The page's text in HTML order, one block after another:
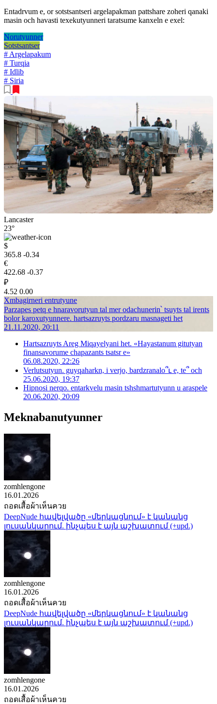
Entadrvum e, or sotstsantseri argelapakman pattshare zoheri qanaki
masin och havasti texekutyunneri taratsume kanxeln e exel:
Norutyunner
Sotstsantser
# Argelapakum
# Turqia
# Idlib
# Siria
Lancaster
23°
$
365.8 -0.34
€
422.68 -0.37
₽
4.52 0.00
Xmbagirneri entrutyune
Parzapes petq e hnaravorutyun tal mer odachunerin՝ tsuyts tal irents
bolor karoxutyunnere. hartsazruyts pordzaru masnageti het
21.11.2020, 20:11
Hartsazruyts Areg Miqayelyani het. «Hayastanum gitutyan
finansavorume chapazants tsatsr e»
06.08.2020, 22:26
Verlutsutyun. guyqaharkn, i verjo, bardzranalo՞ւ e, te՞ och
25.06.2020, 19:37
Hipnosi nerqo. entarkvelu masin tshshmartutyunn u araspele
20.06.2020, 20:09
Meknabanutyunner
zomhlengone
16.01.2026
ถอดเสื้อผ้าเห็นควย
DeepNude հավելվածը «մերկացնում» է կանանց
լուսանկարում. ինչպես է այն աշխատում (+upd.)
zomhlengone
16.01.2026
ถอดเสื้อผ้าเห็นควย
DeepNude հավելվածը «մերկացնում» է կանանց
լուսանկարում. ինչպես է այն աշխատում (+upd.)
zomhlengone
16.01.2026
ถอดเสื้อผ้าเห็นควย